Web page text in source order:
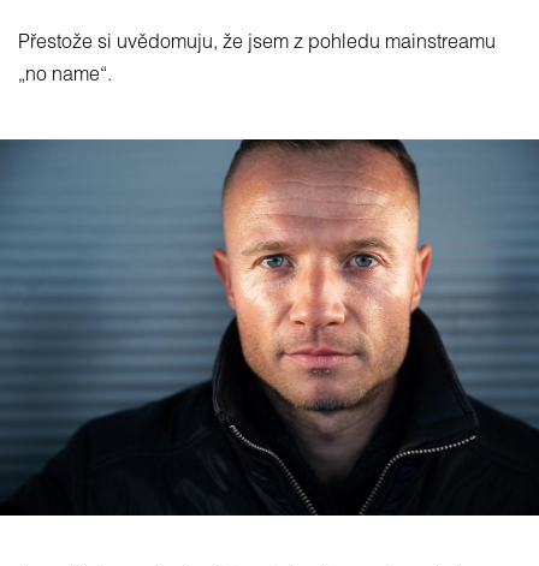
Přestože si uvědomuju, že jsem z pohledu mainstreamu
„no name“.